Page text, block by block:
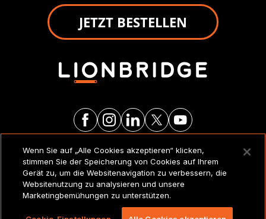
JETZT BESTELLEN
RECHTSVERMERKE UND
RICHTLINIEN
Copyright 2026 Lionbridge Technologies, LLC. Alle
Rechte vorbehalten.
Wenn Sie auf „Alle Cookies akzeptieren“ klicken,
stimmen Sie der Speicherung von Cookies auf Ihrem
Gerät zu, um die Websitenavigation zu verbessern, die
Websitenutzung zu analysieren und unsere
Marketingbemühungen zu unterstützen.